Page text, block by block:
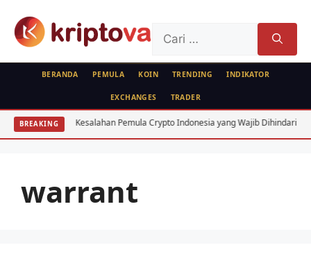
untuk:
BERANDA PEMULA KOIN TRENDING INDIKATOR
EXCHANGES TRADER
BREAKINGKesalahan Pemula Crypto Indonesia yang Wajib Dihindari: 7 Fatal
warrant